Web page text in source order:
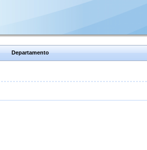
Departamento